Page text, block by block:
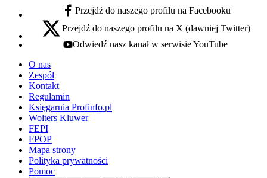
facebook - otwiera się w nowej karcie
Przejdź do naszego profilu na Facebooku
x - otwiera się w nowej karcie
Przejdź do naszego profilu na X (dawniej Twitter)
youtube - otwiera się w nowej karcie
Odwiedź nasz kanał w serwisie YouTube
O nas
Zespół
Kontakt
Regulamin
Księgarnia Profinfo.pl
Wolters Kluwer
FEPI
FPOP
Mapa strony
Polityka prywatności
Pomoc